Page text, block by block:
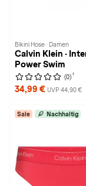
Bikini Hose · Damen
Calvin Klein ·
Power Swim
(0) 1
34,99 € UVP 44,90 €
Sale Nachhaltig